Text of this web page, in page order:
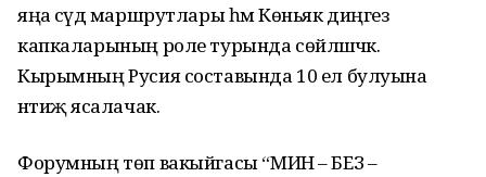
яңа сәүдә маршрутлары һәм Көньяк диңгез
капкаларының роле турында сөйләшәчәк.
Кырымның Русия составында 10 ел булуына
нәтиҗә ясалачак.
Форумның төп вакыйгасы “МИН – БЕЗ –